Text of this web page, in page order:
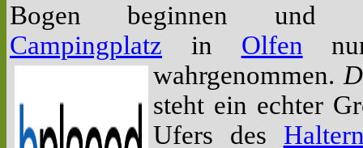
Bogen beginnen und
Campingplatz in Olfen
wahrgenommen.
steht ein echter
Ufers des